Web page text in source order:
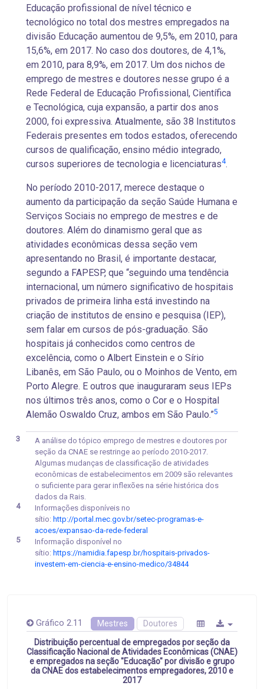
Educação profissional de nível técnico e
tecnológico no total dos mestres empregados na
divisão Educação aumentou de 9,5%, em 2010, para
15,6%, em 2017. No caso dos doutores, de 4,1%,
em 2010, para 8,9%, em 2017. Um dos nichos de
emprego de mestres e doutores nesse grupo é a
Rede Federal de Educação Profissional, Científica
e Tecnológica, cuja expansão, a partir dos anos
2000, foi expressiva. Atualmente, são 38 Institutos
Federais presentes em todos estados, oferecendo
cursos de qualificação, ensino médio integrado,
cursos superiores de tecnologia e licenciaturas4.
No período 2010-2017, merece destaque o
aumento da participação da seção Saúde Humana e
Serviços Sociais no emprego de mestres e de
doutores. Além do dinamismo geral que as
atividades econômicas dessa seção vem
apresentando no Brasil, é importante destacar,
segundo a FAPESP, que “seguindo uma tendência
internacional, um número significativo de hospitais
privados de primeira linha está investindo na
criação de institutos de ensino e pesquisa (IEP),
sem falar em cursos de pós-graduação. São
hospitais já conhecidos como centros de
excelência, como o Albert Einstein e o Sírio
Libanês, em São Paulo, ou o Moinhos de Vento, em
Porto Alegre. E outros que inauguraram seus IEPs
nos últimos três anos, como o Cor e o Hospital
Alemão Oswaldo Cruz, ambos em São Paulo.”5
3
A análise do tópico emprego de mestres e doutores por
seção da CNAE se restringe ao período 2010-2017.
Algumas mudanças de classificação de atividades
econômicas de estabelecimentos em 2009 são relevantes
o suficiente para gerar inflexões na série histórica dos
dados da Rais.
4
Informações disponíveis no
sítio: http://portal.mec.gov.br/setec-programas-e-
acoes/expansao-da-rede-federal
5
Informação disponível no
sítio: https://namidia.fapesp.br/hospitais-privados-
investem-em-ciencia-e-ensino-medico/34844
Gráfico 2.11 Mestres Doutores
Distribuição percentual de empregados por seção da
Classificação Nacional de Atividades Econômicas (CNAE)
e empregados na seção "Educação" por divisão e grupo
da CNAE dos estabelecimentos empregadores, 2010 e
2017